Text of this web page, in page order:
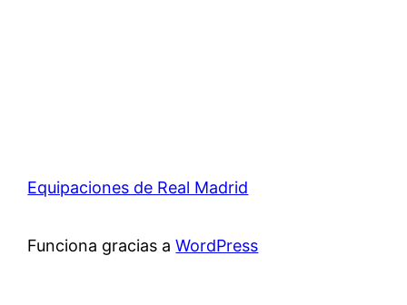
Equipaciones de Real Madrid
Funciona gracias aWordPress